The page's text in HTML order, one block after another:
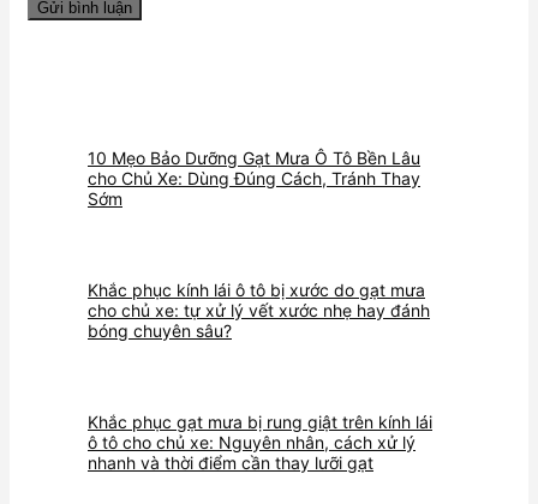
10 Mẹo Bảo Dưỡng Gạt Mưa Ô Tô Bền Lâu
cho Chủ Xe: Dùng Đúng Cách, Tránh Thay
Sớm
Khắc phục kính lái ô tô bị xước do gạt mưa
cho chủ xe: tự xử lý vết xước nhẹ hay đánh
bóng chuyên sâu?
Khắc phục gạt mưa bị rung giật trên kính lái
ô tô cho chủ xe: Nguyên nhân, cách xử lý
nhanh và thời điểm cần thay lưỡi gạt